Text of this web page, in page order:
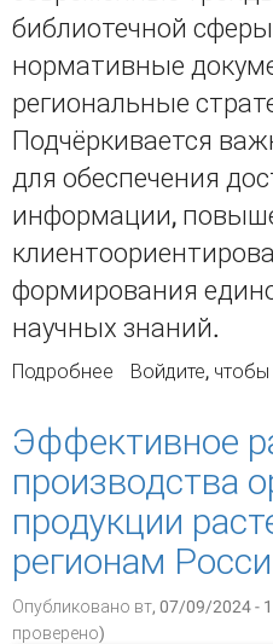
библиотечной
нормативные
региональные
Подчёркивается
для обеспечения
информации,
формирования
научных знаний.
Подробнее оВойдите,
Эффективное
производства
продукции
регионам
Опубликовано вт, 07/09/2024 -
проверено)